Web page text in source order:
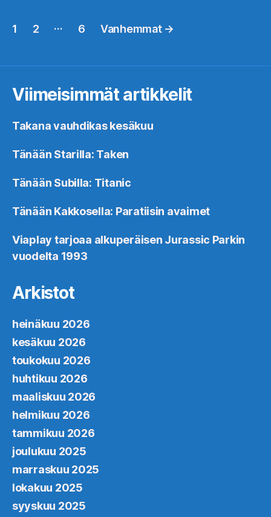
Artikkelien
1 2 … 6 Vanhemmat →
Viimeisimmät artikkelit
Takana vauhdikas kesäkuu
Tänään Starilla: Taken
Tänään Subilla: Titanic
Tänään Kakkosella: Paratiisin avaimet
Viaplay tarjoaa alkuperäisen Jurassic Parkin
vuodelta 1993
Arkistot
heinäkuu 2026
kesäkuu 2026
toukokuu 2026
huhtikuu 2026
maaliskuu 2026
helmikuu 2026
tammikuu 2026
joulukuu 2025
marraskuu 2025
lokakuu 2025
syyskuu 2025